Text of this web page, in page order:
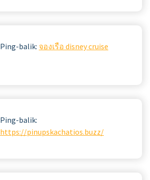
Ping-balik: จองเรือ disney cruise
Ping-balik:
https://pinupskachatios.buzz/